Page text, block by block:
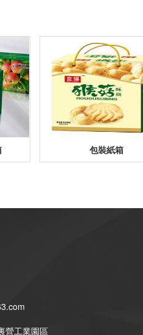
包裝紙箱
營工業園區